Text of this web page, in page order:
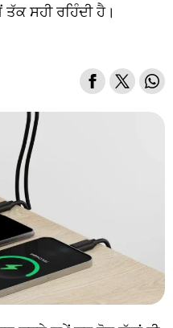
ਸਹੀ ਰਹਿੰਦੀ ਹੈ।